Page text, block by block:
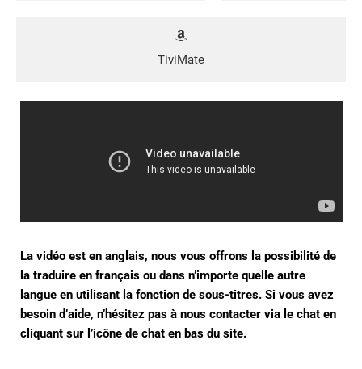
TiviMate
La vidéo est en anglais, nous vous offrons la possibilité de
la traduire en français ou dans n’importe quelle autre
langue en utilisant la fonction de sous-titres. Si vous avez
besoin d’aide, n’hésitez pas à nous contacter via le chat en
cliquant sur l’icône de chat en bas du site.